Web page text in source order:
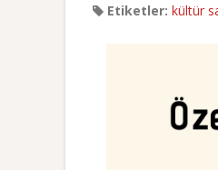
Etiketler: kültür